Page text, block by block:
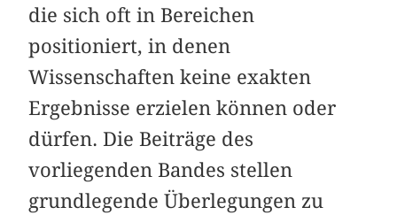
die sich oft in Bereichen
positioniert, in denen
Wissenschaften keine exakten
Ergebnisse erzielen können oder
dürfen. Die Beiträge des
vorliegenden Bandes stellen
grundlegende Überlegungen zu